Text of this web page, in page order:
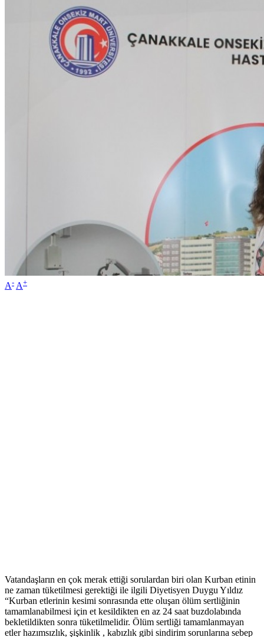
A- A+
Vatandaşların en çok merak ettiği sorulardan biri olan Kurban etinin
ne zaman tüketilmesi gerektiği ile ilgili Diyetisyen Duygu Yıldız
“Kurban etlerinin kesimi sonrasında ette oluşan ölüm sertliğinin
tamamlanabilmesi için et kesildikten en az 24 saat buzdolabında
bekletildikten sonra tüketilmelidir. Ölüm sertliği tamamlanmayan
etler hazımsızlık, şişkinlik , kabızlık gibi sindirim sorunlarına sebep